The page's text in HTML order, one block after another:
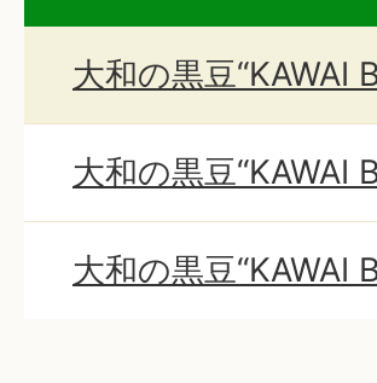
大和の黒豆“KAWAI
大和の黒豆“KAWAI
大和の黒豆“KAWAI